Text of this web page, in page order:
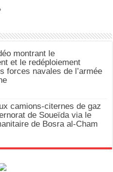
montrant le
et le redéploiement
forces navales de l’armée
camions-citernes de gaz
de Soueïda via le
de Bosra al-Cham